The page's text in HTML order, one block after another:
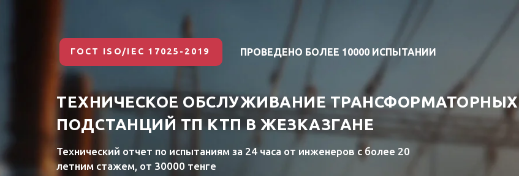
ПРОВЕДЕНО БОЛЕЕ 10000 ИСПЫТАНИИ
ТЕХНИЧЕСКОЕ ОБСЛУЖИВАНИЕ ТРАНСФОРМАТОРНЫХ
ПОДСТАНЦИЙ ТП КТП В ЖЕЗКАЗГАНЕ
ГОСТ ISO/IEC 17025-2019
Технический отчет по испытаниям за 24 часа от инженеров с более 20
летним стажем, от 30000 тенге